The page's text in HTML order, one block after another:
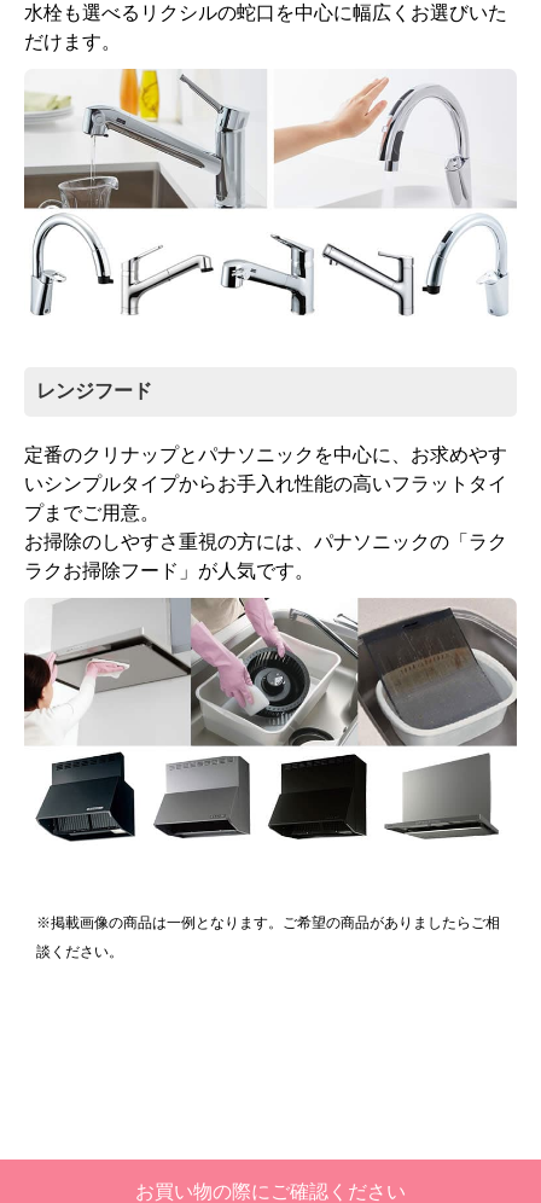
水栓も選べるリクシルの蛇口を中心に幅広くお選びいた
だけます。
レンジフード
定番のクリナップとパナソニックを中心に、お求めやす
いシンプルタイプからお手入れ性能の高いフラットタイ
プまでご用意。
お掃除のしやすさ重視の方には、パナソニックの「ラク
ラクお掃除フード」が人気です。
※掲載画像の商品は一例となります。ご希望の商品がありましたらご相
談ください。
お買い物の際にご確認ください